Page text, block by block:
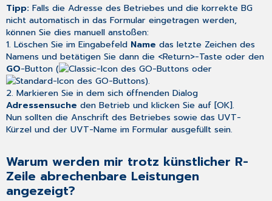
Tipp:Falls die Adresse des Betriebes und die korrekte BG
nicht automatisch in das Formular eingetragen werden,
können Sie dies manuell anstoßen:
1. Löschen Sie im Eingabefeld Name das letzte Zeichen des
Namens und betätigen Sie dann die <Return>-Taste oder den
GO-Button (
oder
).
2. Markieren Sie in dem sich öffnenden Dialog
Adressensuche den Betrieb und klicken Sie auf [OK].
Nun sollten die Anschrift des Betriebes sowie das UVT-
Kürzel und der UVT-Name im Formular ausgefüllt sein.
Warum werden mir trotz künstlicher R-
Zeile abrechenbare Leistungen
angezeigt?